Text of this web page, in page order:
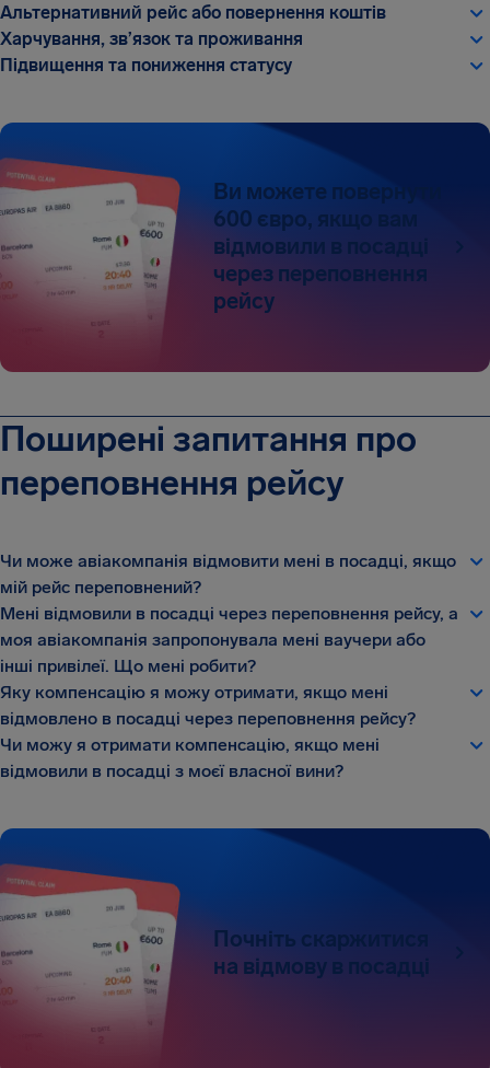
Альтернативний рейс або повернення коштів
Харчування, зв’язок та проживання
Підвищення та пониження статусу
Ви можете повернути
600 євро, якщо вам
відмовили в посадці
через переповнення
рейсу
Поширені запитання про
переповнення рейсу
Чи може авіакомпанія відмовити мені в посадці, якщо
мій рейс переповнений?
Мені відмовили в посадці через переповнення рейсу, а
моя авіакомпанія запропонувала мені ваучери або
інші привілеї. Що мені робити?
Яку компенсацію я можу отримати, якщо мені
відмовлено в посадці через переповнення рейсу?
Чи можу я отримати компенсацію, якщо мені
відмовили в посадці з моєї власної вини?
Почніть скаржитися
на відмову в посадці